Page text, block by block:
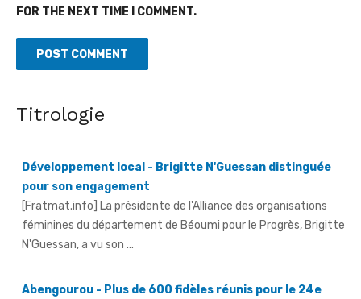
FOR THE NEXT TIME I COMMENT.
Titrologie
Développement local - Brigitte N'Guessan distinguée
[Fratmat.info] La présidente de l'Alliance des organisations
féminines du département de Béoumi pour le Progrès, Brigitte
N'Guessan, a vu son ...
Abengourou - Plus de 600 fidèles réunis pour le 24e
[Fratmat.info] La localité de Padiégnan, dans la sous-